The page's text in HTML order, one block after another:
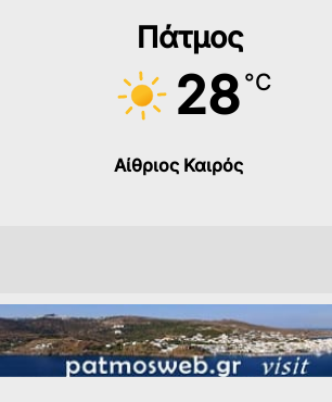
Πάτμος
28 °C
Αίθριος Καιρός